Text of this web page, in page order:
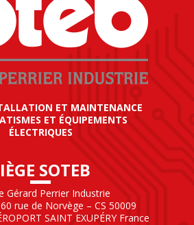
ET MAINTENANCE
ET ÉQUIPEMENTS
ÉLECTRIQUES
SOTEB
Gérard Perrier Industrie
rue de Norvège – CS 50009
SAINT EXUPÉRY France